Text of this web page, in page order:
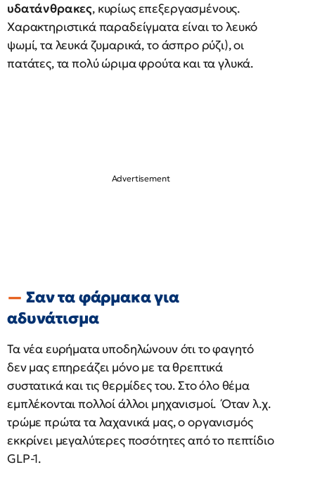
υδατάνθρακες, κυρίως επεξεργασμένους.
Χαρακτηριστικά παραδείγματα είναι το λευκό
ψωμί, τα λευκά ζυμαρικά, το άσπρο ρύζι), οι
πατάτες, τα πολύ ώριμα φρούτα και τα γλυκά.
Σαν τα φάρμακα για
αδυνάτισμα
Τα νέα ευρήματα υποδηλώνουν ότι το φαγητό
δεν μας επηρεάζει μόνο με τα θρεπτικά
συστατικά και τις θερμίδες του. Στο όλο θέμα
εμπλέκονται πολλοί άλλοι μηχανισμοί. Όταν λ.χ.
τρώμε πρώτα τα λαχανικά μας, ο οργανισμός
εκκρίνει μεγαλύτερες ποσότητες από το πεπτίδιο
GLP-1.